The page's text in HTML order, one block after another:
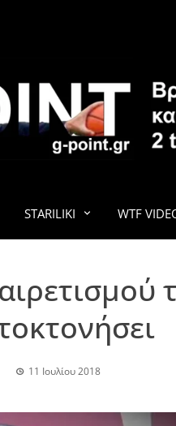
G-
STARILIKI WTF
11 Ιουλίου 2018